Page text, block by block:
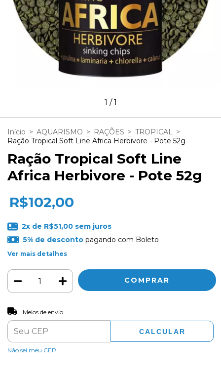
1 /1
Início > AQUARISMO > RAÇÕES > TROPICAL >
Ração Tropical Soft Line Africa Herbivore - Pote 52g
Ração Tropical Soft Line
Africa Herbivore - Pote 52g
R$102,00
2x de R$51,00sem juros
5% de desconto pagando com Boleto
Ver mais detalhes
Entregas para o CEP:
Meios de envio
CALCULAR
Não sei meu CEP